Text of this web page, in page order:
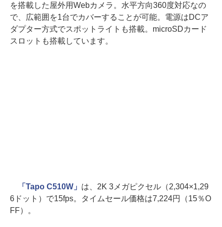
を搭載した屋外用Webカメラ。水平方向360度対応なの
で、広範囲を1台でカバーすることが可能。電源はDCア
ダプター方式でスポットライトも搭載。microSDカード
スロットも搭載しています。
「Tapo C510W」 は、2K 3メガピクセル（2,304×1,29
6ドット）で15fps。タイムセール価格は7,224円（15％O
FF）。